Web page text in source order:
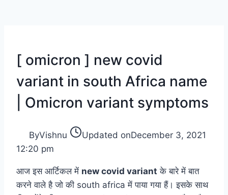
[ omicron ] new covid
variant in south Africa name
| Omicron variant symptoms
ByVishnu Updated onDecember 3, 2021
12:20 pm
आज इस आर्टिकल में new covid variant के बारे में बात
करने वाले है जो की south africa में पाया गया हैं। इसके साथ